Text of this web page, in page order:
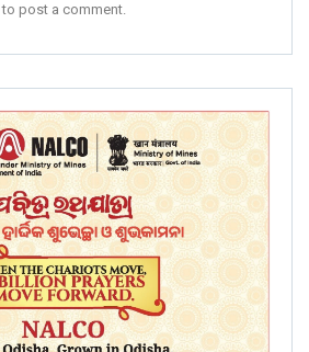
to post a comment.